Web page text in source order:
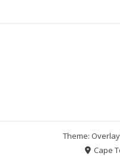
Theme:
Cape